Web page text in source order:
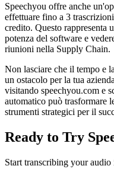
Speechyou offre anche
effettuare fino a 3
credito. Questo rappresenta
potenza del software e
riunioni nella Supply Chain.
Non lasciare che il tempo e
un ostacolo per la tua
visitando speechyou.com e
automatico può trasformare
strumenti strategici per il
Ready to Try
Start transcribing your audio